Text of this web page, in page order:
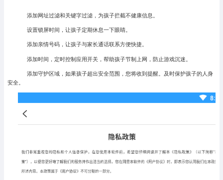
添加网址过滤和关键字过滤，为孩子拦截不健康信息。
设置锁屏时间，让孩子定期休息一下眼睛。
添加亲情号码，让孩子与家长通话联系方便快捷。
添加时间，定时控制应用开关，帮助孩子节制上网，防止游戏沉迷。
添加守护区域，如果孩子超出安全范围，您将收到提醒。及时保护孩子的人身
安全。